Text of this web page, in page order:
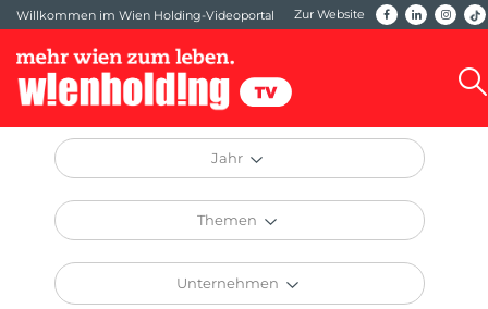
Willkommen im Wien Holding-Videoportal Zur Website
Jahr
Themen
Unternehmen